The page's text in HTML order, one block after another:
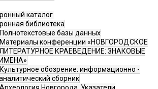
каталог
библиотека
Полнотекстовые базы данных
Материалы конференции «НОВГОРОДСКОЕ
КРАЕВЕДЕНИЕ: ЗНАКОВЫЕ
ИМЕНА»
Культурное обозрение: информационно -
сборник